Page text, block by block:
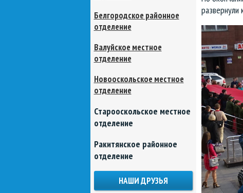
Белгородское районное
отделение
Валуйское местное
отделение
Новооскольское местное
отделение
Старооскольское местное
отделение
Ракитянское районное
отделение
НАШИ ДРУЗЬЯ